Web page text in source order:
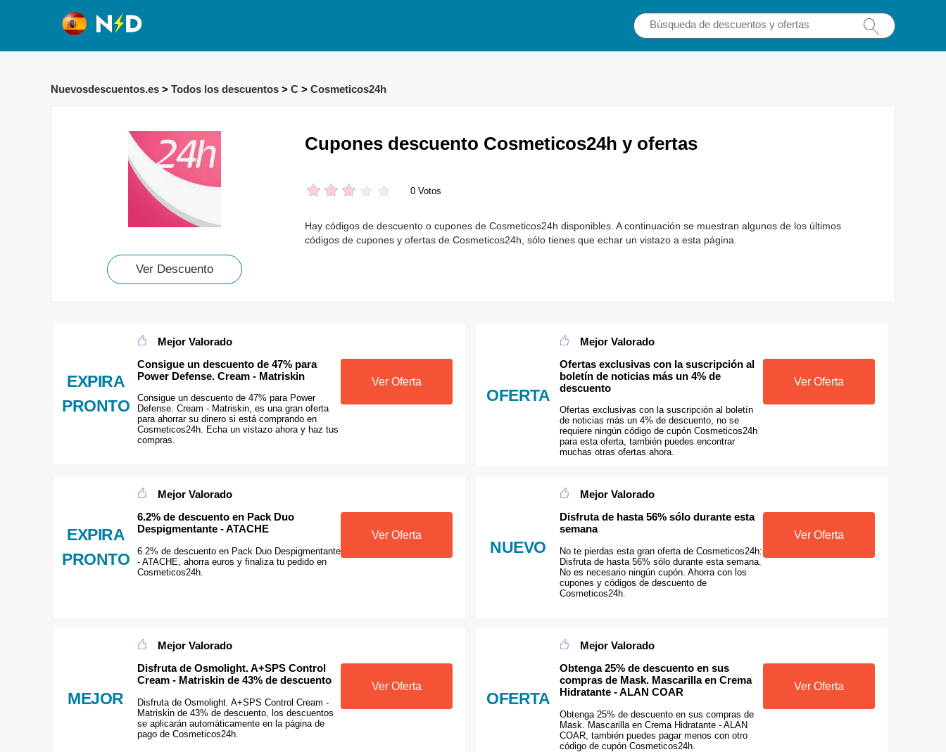
Nuevosdescuentos.es > Todos los descuentos > C > Cosmeticos24h
Ver Descuento
Cupones descuento Cosmeticos24h y ofertas
0 Votos
Hay códigos de descuento o cupones de Cosmeticos24h disponibles. A continuación se muestran algunos de los últimos
códigos de cupones y ofertas de Cosmeticos24h, sólo tienes que echar un vistazo a esta página.
EXPIRA
PRONTO
Mejor Valorado
Consigue un descuento de 47% para
Power Defense. Cream - Matriskin
Consigue un descuento de 47% para Power
Defense. Cream - Matriskin, es una gran oferta
para ahorrar su dinero si está comprando en
Cosmeticos24h. Echa un vistazo ahora y haz tus
compras.
Ver Oferta
OFERTA
Mejor Valorado
Ofertas exclusivas con la suscripción al
boletín de noticias más un 4% de
descuento
Ofertas exclusivas con la suscripción al boletín
de noticias más un 4% de descuento, no se
requiere ningún código de cupón Cosmeticos24h
para esta oferta, también puedes encontrar
muchas otras ofertas ahora.
Ver Oferta
EXPIRA
PRONTO
Mejor Valorado
6.2% de descuento en Pack Duo
Despigmentante - ATACHE
6.2% de descuento en Pack Duo Despigmentante
- ATACHE, ahorra euros y finaliza tu pedido en
Cosmeticos24h.
Ver Oferta
NUEVO
Mejor Valorado
Disfruta de hasta 56% sólo durante esta
semana
No te pierdas esta gran oferta de Cosmeticos24h:
Disfruta de hasta 56% sólo durante esta semana.
No es necesario ningún cupón. Ahorra con los
cupones y códigos de descuento de
Cosmeticos24h.
Ver Oferta
MEJOR
Mejor Valorado
Disfruta de Osmolight. A+SPS Control
Cream - Matriskin de 43% de descuento
Disfruta de Osmolight. A+SPS Control Cream -
Matriskin de 43% de descuento, los descuentos
se aplicarán automáticamente en la página de
pago de Cosmeticos24h.
Ver Oferta
OFERTA
Mejor Valorado
Obtenga 25% de descuento en sus
compras de Mask. Mascarilla en Crema
Hidratante - ALAN COAR
Obtenga 25% de descuento en sus compras de
Mask. Mascarilla en Crema Hidratante - ALAN
COAR, también puedes pagar menos con otro
código de cupón Cosmeticos24h.
Ver Oferta